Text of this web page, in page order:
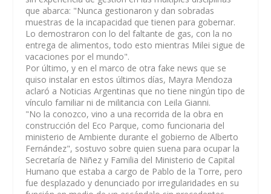
que abarca: "Nunca gestionaron y dan sobradas
muestras de la incapacidad que tienen para gobernar.
Lo demostraron con lo del faltante de gas, con la no
entrega de alimentos, todo esto mientras Milei sigue de
vacaciones por el mundo".
Por último, y en el marco de otra fake news que se
quiso instalar en estos últimos días, Mayra Mendoza
aclaró a Noticias Argentinas que no tiene ningún tipo de
vínculo familiar ni de militancia con Leila Gianni.
"No la conozco, vino a una recorrida de la obra en
construcción del Eco Parque, como funcionaria del
ministerio de Ambiente durante el gobierno de Alberto
Fernández", sostuvo sobre quien suena para ocupar la
Secretaría de Niñez y Familia del Ministerio de Capital
Humano que estaba a cargo de Pablo de la Torre, pero
fue desplazado y denunciado por irregularidades en su